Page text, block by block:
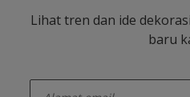
Lihat tren dan ide
baru